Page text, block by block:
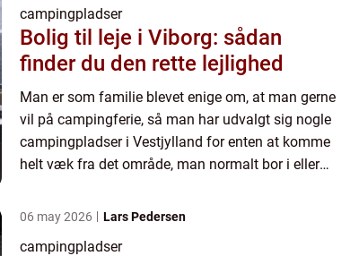
campingpladser
Bolig til leje i Viborg: sådan
finder du den rette lejlighed
Man er som familie blevet enige om, at man gerne
vil på campingferie, så man har udvalgt sig nogle
campingpladser i Vestjylland for enten at komme
helt væk fra det område, man normalt bor i eller
06 may 2026 Lars Pedersen
campingpladser